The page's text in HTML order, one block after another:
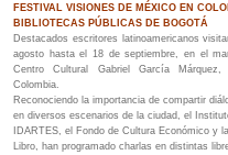
FESTIVAL VISIONES DE MÉXICO EN
BIBLIOTECAS PÚBLICAS DE BOGOTÁ
Destacados escritores latinoamericanos
agosto hasta el 18 de septiembre, en el
Centro Cultural Gabriel García
Colombia.
Reconociendo la importancia de compartir
en diversos escenarios de la ciudad, el
IDARTES, el Fondo de Cultura Económico y
Libro, han programado charlas en distintas